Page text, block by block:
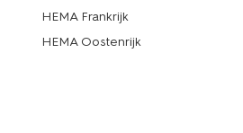
HEMA Frankrijk
HEMA Oostenrijk